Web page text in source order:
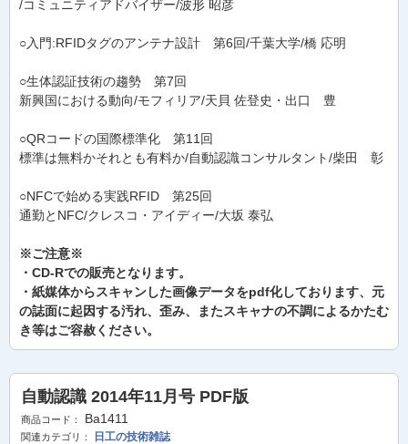
/コミュニティアドバイザー/波形 昭彦
○入門:RFIDタグのアンテナ設計 第6回/千葉大学/橋 応明
○生体認証技術の趨勢 第7回
新興国における動向/モフィリア/天貝 佐登史・出口 豊
○QRコードの国際標準化 第11回
標準は無料かそれとも有料か/自動認識コンサルタント/柴田 彰
○NFCで始める実践RFID 第25回
通勤とNFC/クレスコ・アイディー/大坂 泰弘
※ご注意※
・CD-Rでの販売となります。
・紙媒体からスキャンした画像データをpdf化しております、元
の誌面に起因する汚れ、歪み、またスキャナの不調によるかたむ
き等はご容赦ください。
自動認識 2014年11月号 PDF版
商品コード： Ba1411
関連カテゴリ：
日工の技術雑誌